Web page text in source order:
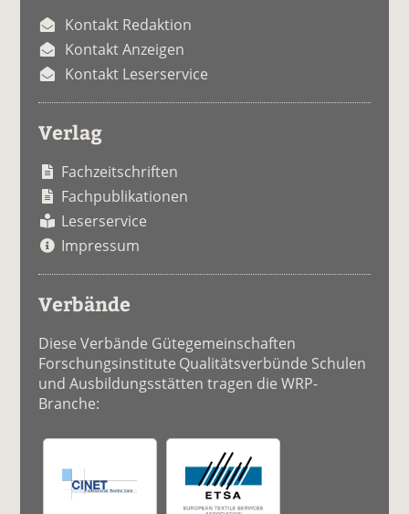
Kontakt Redaktion
Kontakt Anzeigen
Kontakt Leserservice
Verlag
Fachzeitschriften
Fachpublikationen
Leserservice
Impressum
Verbände
Diese Verbände Gütegemeinschaften
Forschungsinstitute Qualitätsverbünde Schulen
und Ausbildungsstätten tragen die WRP-
Branche: